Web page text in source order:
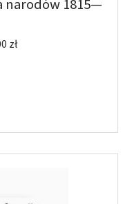
narodów 1815—
zł